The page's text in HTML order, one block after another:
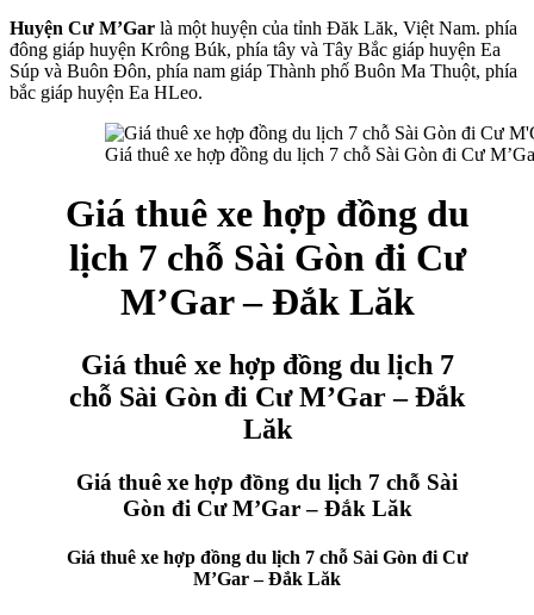
Huyện Cư M’Gar là một huyện của tỉnh Đăk Lăk, Việt Nam. phía
đông giáp huyện Krông Búk, phía tây và Tây Bắc giáp huyện Ea
Súp và Buôn Đôn, phía nam giáp Thành phố Buôn Ma Thuột, phía
bắc giáp huyện Ea HLeo.
Giá thuê xe hợp đồng du lịch 7 chỗ Sài Gòn đi Cư
Giá thuê xe hợp đồng du
lịch 7 chỗ Sài Gòn đi Cư
M’Gar – Đắk Lăk
Giá thuê xe hợp đồng du lịch 7
chỗ Sài Gòn đi Cư M’Gar – Đắk
Lăk
Giá thuê xe hợp đồng du lịch 7 chỗ Sài
Gòn đi Cư M’Gar – Đắk Lăk
Giá thuê xe hợp đồng du lịch 7 chỗ Sài Gòn đi Cư
M’Gar – Đắk Lăk